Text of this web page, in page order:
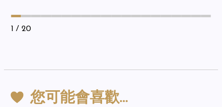
1 / 20
您可能會喜歡…